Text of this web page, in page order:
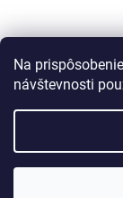
Na
návštevnosti